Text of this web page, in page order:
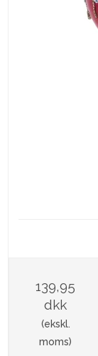
139,95
dkk
(ekskl.
moms)